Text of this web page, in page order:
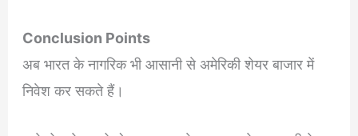
Conclusion Points
अब भारत के नागरिक भी आसानी से अमेरिकी शेयर बाजार में
निवेश कर सकते हैं।